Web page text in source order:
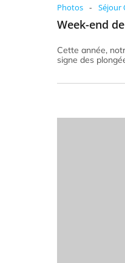
Photos - Séjour
Week-end
Cette année,
signe des